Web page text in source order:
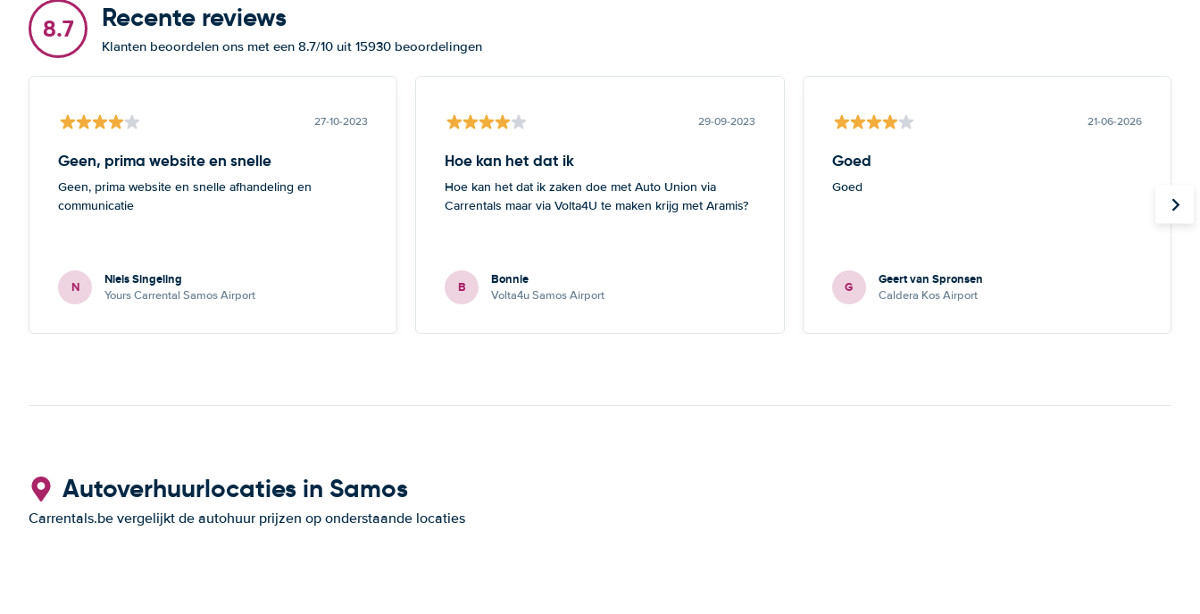
8.7 Recente reviews
Klanten beoordelen ons met een 8.7/10 uit 15930 beoordelingen
27-10-2023
Geen, prima website en snelle
Geen, prima website en snelle afhandeling en
communicatie
N Niels Singeling
Yours Carrental Samos Airport
29-09-2023
Hoe kan het dat ik
Hoe kan het dat ik zaken doe met Auto Union via
Carrentals maar via Volta4U te maken krijg met Aramis?
B Bonnie
Volta4u Samos Airport
21-06-2026
Goed
Goed
G Geert van Spronsen
Caldera Kos Airport
Autoverhuurlocaties in Samos
Carrentals.be vergelijkt de autohuur prijzen op onderstaande locaties